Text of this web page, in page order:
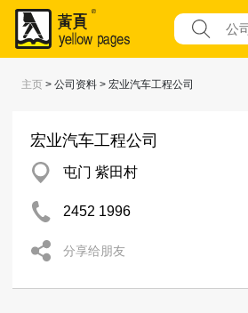
主页 > 公司资料 > 宏业汽车工程公司
宏业汽车工程公司
屯门 紫田村
2452 1996
分享给朋友